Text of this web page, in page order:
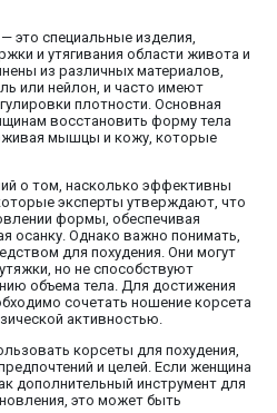
это специальные изделия,
и утягивания области живота и
из различных материалов,
или нейлон, и часто имеют
плотности. Основная
восстановить форму тела
мышцы и кожу, которые
о том, насколько эффективны
эксперты утверждают, что
формы, обеспечивая
осанку. Однако важно понимать,
для похудения. Они могут
но не способствуют
объема тела. Для достижения
сочетать ношение корсета
активностью.
корсеты для похудения,
и целей. Если женщина
дополнительный инструмент для
это может быть